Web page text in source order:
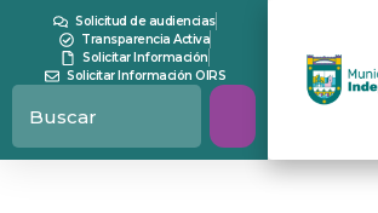
Solicitud de audiencias
Transparencia Activa
Solicitar Información
Solicitar Información OIRS